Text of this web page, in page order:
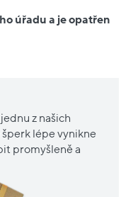
úřadu a je opatřen
z našich
lépe vynikne
promyšleně a